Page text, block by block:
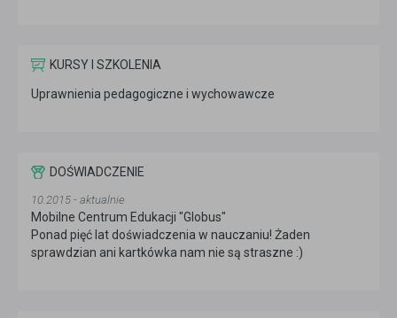
KURSY I SZKOLENIA
Uprawnienia pedagogiczne i wychowawcze
DOŚWIADCZENIE
10.2015 - aktualnie
Mobilne Centrum Edukacji "Globus"
Ponad pięć lat doświadczenia w nauczaniu! Żaden
sprawdzian ani kartkówka nam nie są straszne :)